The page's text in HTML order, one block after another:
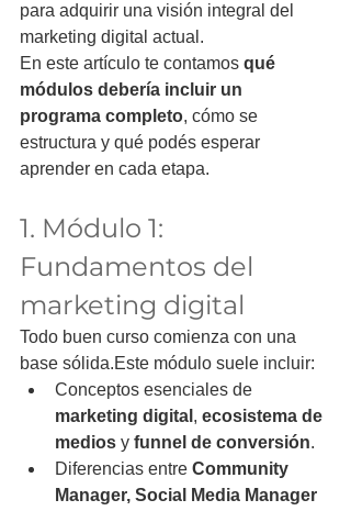
para adquirir una visión integral del
marketing digital actual.
En este artículo te contamos qué
módulos debería incluir un
programa completo, cómo se
estructura y qué podés esperar
aprender en cada etapa.
1. Módulo 1:
Fundamentos del
marketing digital
Todo buen curso comienza con una
base sólida.Este módulo suele incluir:
Conceptos esenciales de
marketing digital , ecosistema de
medios y funnel de conversión.
Diferencias entre Community
Manager, Social Media Manager